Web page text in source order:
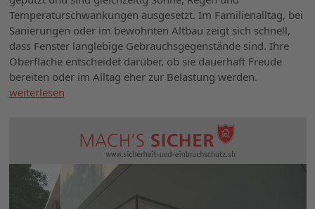
Temperaturschwankungen ausgesetzt. Im Familienalltag, bei
Sanierungen oder im bewohnten Altbau zeigt sich schnell,
dass Fenster langlebige Gebrauchsgegenstände sind. Ihre
Oberfläche entscheidet darüber, ob sie dauerhaft Freude
bereiten oder im Alltag eher zur Belastung werden.
weiterlesen